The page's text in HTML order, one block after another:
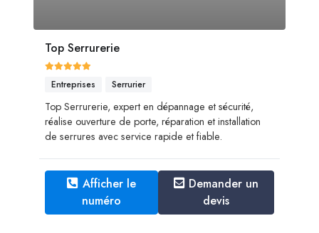
Top Serrurerie
Entreprises Serrurier
Top Serrurerie, expert en dépannage et sécurité,
réalise ouverture de porte, réparation et installation
de serrures avec service rapide et fiable.
Afficher le
numéro
Demander un
devis